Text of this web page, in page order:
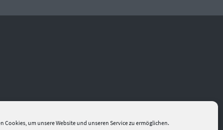
Cookies, um unsere Website und unseren Service zu ermöglichen.